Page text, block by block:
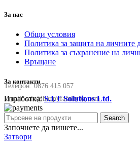
За нас
Общи условия
Политика за защита на личните
Политика за съхранение на
Връщане
За контакти
Телефон:0876 415 057
Email:sale@happyfamilybg.com
Изработка:S.I.T Solutions Ltd.
Search
Започнете да пишете...
Затвори